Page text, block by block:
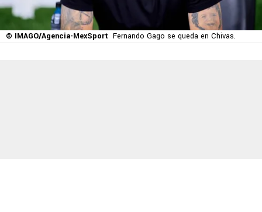
© IMAGO/Agencia-MexSport Fernando Gago se queda en Chivas.